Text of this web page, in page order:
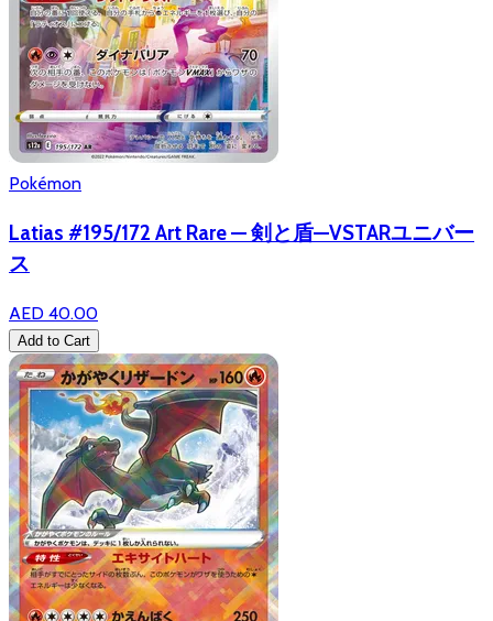
Pokémon
Latias #195/172 Art Rare — 剣と盾—VSTARユニバー
ス
AED 40.00
Add to Cart